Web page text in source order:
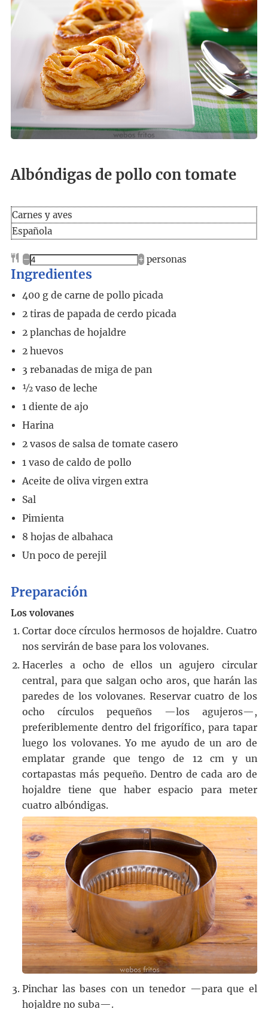
Albóndigas de pollo con tomate
Carnes y aves
Española
– + personas
Ingredientes
400 g de carne de pollo picada
2 tiras de papada de cerdo picada
2 planchas de hojaldre
2 huevos
3 rebanadas de miga de pan
½ vaso de leche
1 diente de ajo
Harina
2 vasos de salsa de tomate casero
1 vaso de caldo de pollo
Aceite de oliva virgen extra
Sal
Pimienta
8 hojas de albahaca
Un poco de perejil
Preparación
Los volovanes
Cortar doce círculos hermosos de hojaldre. Cuatro
nos servirán de base para los volovanes.
Hacerles a ocho de ellos un agujero circular
central, para que salgan ocho aros, que harán las
paredes de los volovanes. Reservar cuatro de los
ocho círculos pequeños —los agujeros—,
preferiblemente dentro del frigorífico, para tapar
luego los volovanes. Yo me ayudo de un aro de
emplatar grande que tengo de 12 cm y un
cortapastas más pequeño. Dentro de cada aro de
hojaldre tiene que haber espacio para meter
cuatro albóndigas.
Pinchar las bases con un tenedor —para que el
hojaldre no suba—.